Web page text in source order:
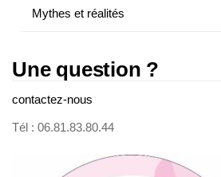
Mythes et réalités
Une question ?
contactez-nous
Tél : 06.81.83.80.44